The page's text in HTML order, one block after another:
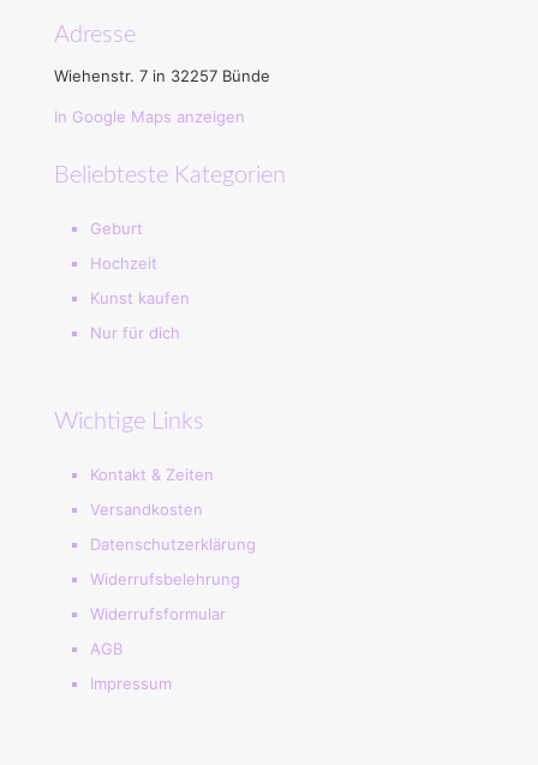
Adresse
Wiehenstr. 7 in 32257 Bünde
In Google Maps anzeigen
Beliebteste Kategorien
Geburt
Hochzeit
Kunst kaufen
Nur für dich
Wichtige Links
Kontakt & Zeiten
Versandkosten
Datenschutzerklärung
Widerrufsbelehrung
Widerrufsformular
AGB
Impressum